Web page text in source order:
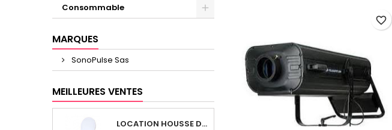
Consommable
MARQUES
SonoPulse Sas
MEILLEURES VENTES
LOCATION HOUSSE DE CHAISES
favorite_border